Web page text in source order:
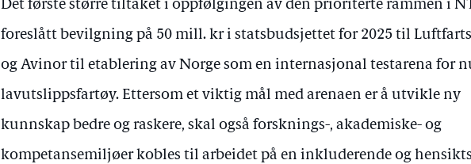
Det første større tiltaket i oppfølgingen av den prioriterte rammen i
foreslått bevilgning på 50 mill. kr i statsbudsjettet for 2025 til
og Avinor til etablering av Norge som en internasjonal testarena for
lavutslippsfartøy. Ettersom et viktig mål med arenaen er å utvikle ny
kunnskap bedre og raskere, skal også forsknings-, akademiske- og
kompetansemiljøer kobles til arbeidet på en inkluderende og